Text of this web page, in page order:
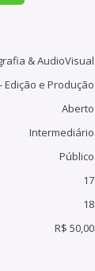
& AudioVisual
Edição e Produção
Aberto
Intermediário
Público
17
18
R$ 50,00